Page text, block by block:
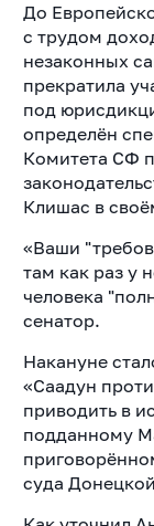
До
с трудом
незаконных
прекратила
под
определён
Комитета СФ
Клишас в
«Ваши
там как раз у
человека
сенатор.
Накануне
«Саадун
приводить в
подданному
суда